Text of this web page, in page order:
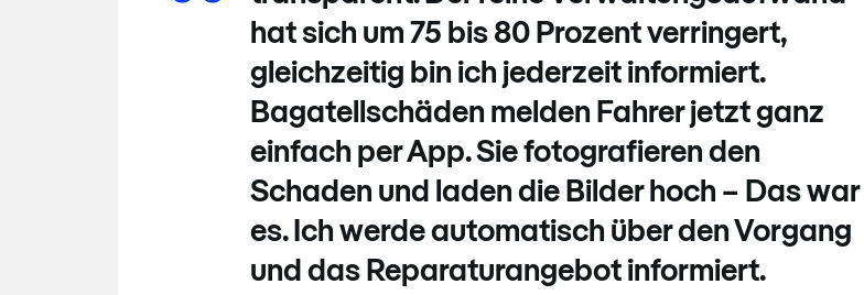
hat sich um 75 bis 80 Prozent verringert,
gleichzeitig bin ich jederzeit informiert.
Bagatellschäden melden Fahrer jetzt ganz
einfach per App. Sie fotografieren den
Schaden und laden die Bilder hoch – Das war
es. Ich werde automatisch über den Vorgang
und das Reparaturangebot informiert.